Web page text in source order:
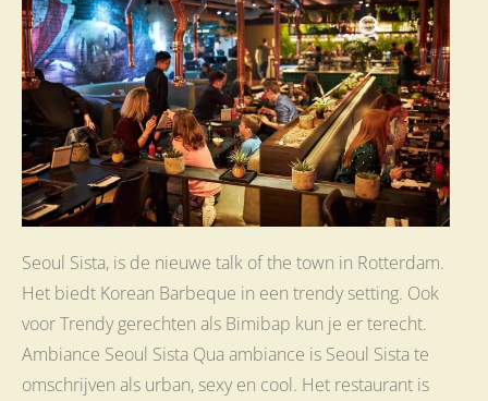
Seoul Sista, is de nieuwe talk of the town in Rotterdam.
Het biedt Korean Barbeque in een trendy setting. Ook
voor Trendy gerechten als Bimibap kun je er terecht.
Ambiance Seoul Sista Qua ambiance is Seoul Sista te
omschrijven als urban, sexy en cool. Het restaurant is